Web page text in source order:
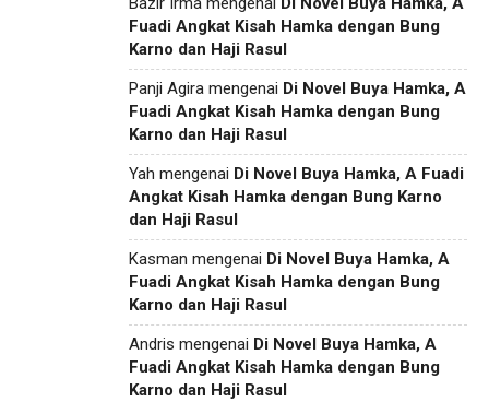
Fuadi Angkat Kisah Hamka dengan Bung
Karno dan Haji Rasul
Panji Agira mengenai Di Novel Buya Hamka, A
Fuadi Angkat Kisah Hamka dengan Bung
Karno dan Haji Rasul
Yah mengenai Di Novel Buya Hamka, A Fuadi
Angkat Kisah Hamka dengan Bung Karno
dan Haji Rasul
Kasman mengenai Di Novel Buya Hamka, A
Fuadi Angkat Kisah Hamka dengan Bung
Karno dan Haji Rasul
Andris mengenai Di Novel Buya Hamka, A
Fuadi Angkat Kisah Hamka dengan Bung
Karno dan Haji Rasul